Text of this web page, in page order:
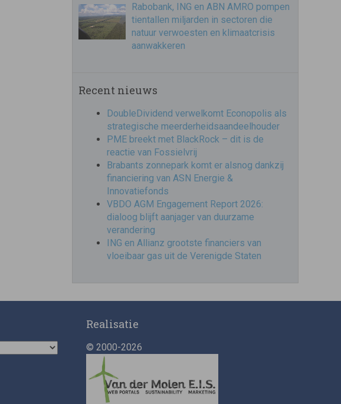
Rabobank, ING en ABN AMRO pompen
tientallen miljarden in sectoren die
natuur verwoesten en klimaatcrisis
aanwakkeren
Recent nieuws
DoubleDividend verwelkomt Econopolis als
strategische meerderheidsaandeelhouder
PME breekt met BlackRock – dit is de
reactie van Fossielvrij
Brabants zonnepark komt er alsnog dankzij
financiering van ASN Energie &
Innovatiefonds
VBDO AGM Engagement Report 2026:
dialoog blijft aanjager van duurzame
verandering
ING en Allianz grootste financiers van
vloeibaar gas uit de Verenigde Staten
Realisatie
© 2000-2026